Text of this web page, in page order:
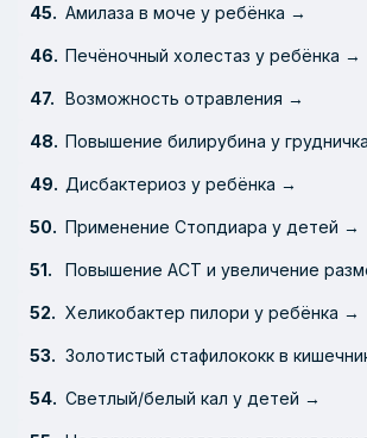
Амилаза в моче у ребёнка →
Печёночный холестаз у ребёнка →
Возможность отравления →
Повышение билирубина у
Дисбактериоз у ребёнка →
Применение Стопдиара у детей →
Повышение АСТ и увеличение
Хеликобактер пилори у ребёнка →
Золотистый стафилококк в
Светлый/белый кал у детей →